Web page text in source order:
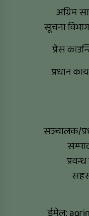
अग्रिम
सूचना
प्रेस
प्रधान
सञ्चालक/